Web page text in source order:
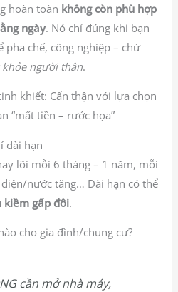
hoàn toàn không còn phù hợp
ngày. Nó chỉ đúng khi bạn
pha chế, công nghiệp – chứ
khỏe người thân.
dài hạn
lõi mỗi 6 tháng – 1 năm, mỗi
nước tăng… Dài hạn có thể
kiềm gấp đôi.
cho gia đình/chung cư?
cần mở nhà máy,